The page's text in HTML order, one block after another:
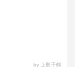
by 上島千鶴